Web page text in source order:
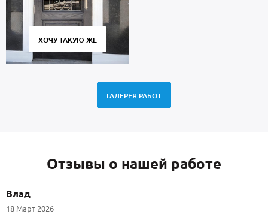
ХОЧУ ТАКУЮ ЖЕ
ГАЛЕРЕЯ РАБОТ
Отзывы о нашей работе
Влад
18 Март 2026